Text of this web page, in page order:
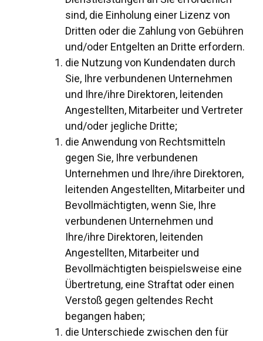
sind, die Einholung einer Lizenz von
Dritten oder die Zahlung von Gebühren
und/oder Entgelten an Dritte erfordern.
die Nutzung von Kundendaten durch
Sie, Ihre verbundenen Unternehmen
und Ihre/ihre Direktoren, leitenden
Angestellten, Mitarbeiter und Vertreter
und/oder jegliche Dritte;
die Anwendung von Rechtsmitteln
gegen Sie, Ihre verbundenen
Unternehmen und Ihre/ihre Direktoren,
leitenden Angestellten, Mitarbeiter und
Bevollmächtigten, wenn Sie, Ihre
verbundenen Unternehmen und
Ihre/ihre Direktoren, leitenden
Angestellten, Mitarbeiter und
Bevollmächtigten beispielsweise eine
Übertretung, eine Straftat oder einen
Verstoß gegen geltendes Recht
begangen haben;
die Unterschiede zwischen den für